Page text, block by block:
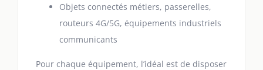
Objets connectés métiers, passerelles,
routeurs 4G/5G, équipements industriels
communicants
Pour chaque équipement, l’idéal est de disposer